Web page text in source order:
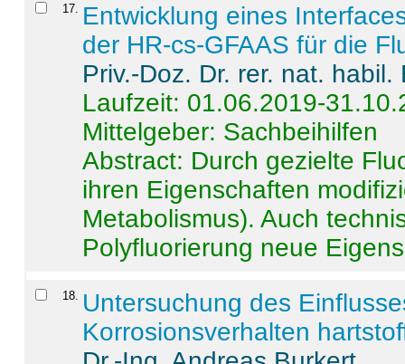
17
Entwicklung eines
der HR-cs-GFAAS für die
Priv.-Doz. Dr. rer. nat.
Laufzeit: 01.06.2019-
Mittelgeber: Sachbeihilfen
Abstract: Durch gezielte
ihren Eigenschaften
Metabolismus). Auch
Polyfluorierung neue
18
Untersuchung des
Korrosionsverhalten